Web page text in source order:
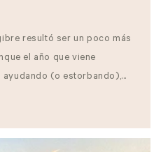
resultó ser un poco más
el año que viene
(o estorbando),...